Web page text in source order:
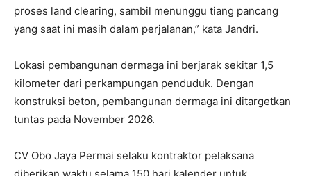
proses land clearing, sambil menunggu tiang pancang
yang saat ini masih dalam perjalanan,” kata Jandri.
Lokasi pembangunan dermaga ini berjarak sekitar 1,5
kilometer dari perkampungan penduduk. Dengan
konstruksi beton, pembangunan dermaga ini ditargetkan
tuntas pada November 2026.
CV Obo Jaya Permai selaku kontraktor pelaksana